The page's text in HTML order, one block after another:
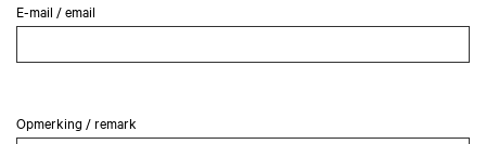
E-mail / email
Opmerking / remark